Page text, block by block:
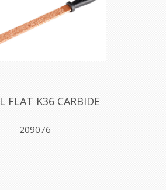
FLAT K36 CARBIDE
209076